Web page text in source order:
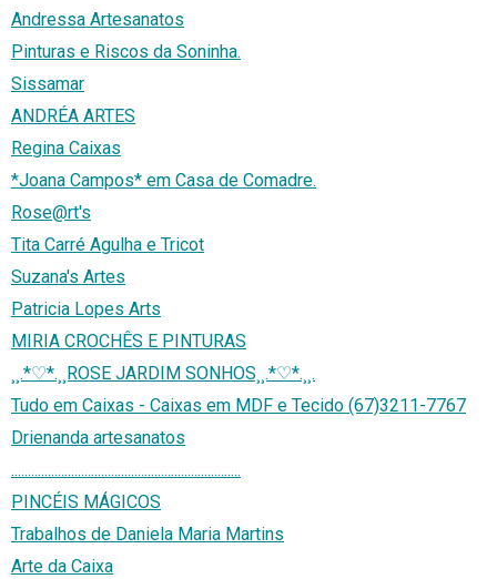
Andressa Artesanatos
Pinturas e Riscos da Soninha.
Sissamar
ANDRÉA ARTES
Regina Caixas
*Joana Campos* em Casa de Comadre.
Rose@rt's
Tita Carré Agulha e Tricot
Suzana's Artes
Patricia Lopes Arts
MIRIA CROCHÊS E PINTURAS
¸¸.*♡*.¸¸ROSE JARDIM SONHOS¸¸.*♡*.¸¸.
Tudo em Caixas - Caixas em MDF e Tecido (67)3211-7767
Drienanda artesanatos
.....................................................................
PINCÉIS MÁGICOS
Trabalhos de Daniela Maria Martins
Arte da Caixa